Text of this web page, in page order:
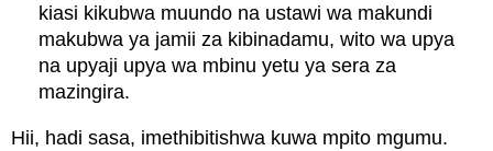
kiasi kikubwa muundo na ustawi wa makundi
makubwa ya jamii za kibinadamu, wito wa upya
na upyaji upya wa mbinu yetu ya sera za
mazingira.
Hii, hadi sasa, imethibitishwa kuwa mpito mgumu.